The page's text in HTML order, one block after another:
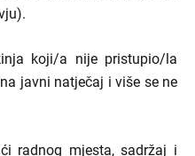
koji/a nije pristupio/la
javni natječaj i više se ne
radnog mjesta, sadržaj i